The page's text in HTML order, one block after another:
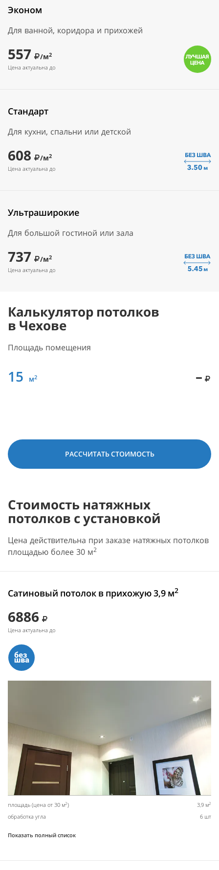
Эконом
Для ванной, коридора и прихожей
557 /м2
Цена актуальна до
Стандарт
Для кухни, спальни или детской
608 /м2
Цена актуальна до
Ультраширокие
Для большой гостиной или зала
737 /м2
Цена актуальна до
Калькулятор потолков
в Чехове
Площадь помещения
15 м2 –
РАССЧИТАТЬ СТОИМОСТЬ
Стоимость натяжных
потолков с установкой
Цена действительна при заказе натяжных потолков
площадью более 30 м2
Сатиновый потолок в прихожую 3,9 м2
6886
Цена актуальна до
площадь (цена от 30 м2) 3,9 м2
обработка угла 6 шт
Показать полный список